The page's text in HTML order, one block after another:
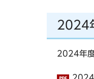
2024
2024年
2024